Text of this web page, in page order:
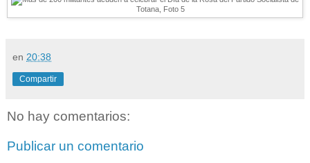
en 20:38
Compartir
No hay comentarios:
Publicar un comentario